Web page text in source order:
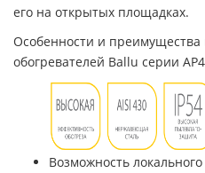
его на открытых площадках.
Особенности и
обогревателей Ballu серии
Возможность